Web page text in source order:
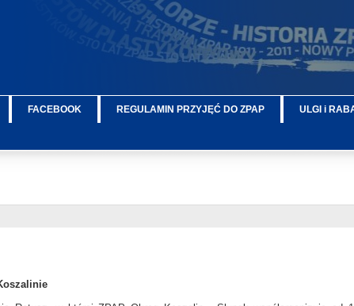
FACEBOOK REGULAMIN PRZYJĘĆ DO ZPAP ULGI i